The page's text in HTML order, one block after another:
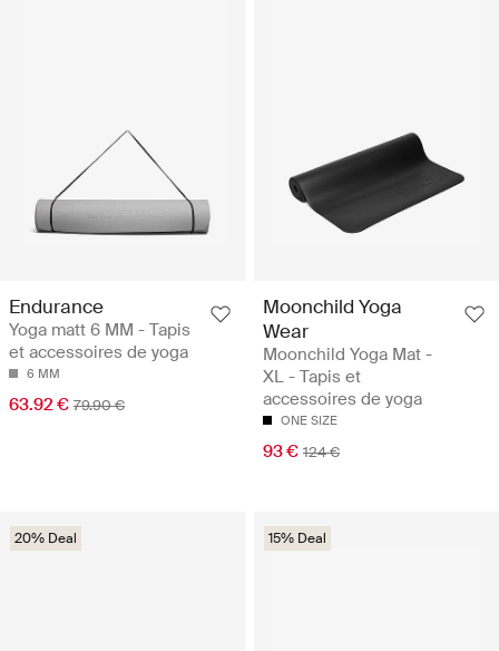
Endurance
Yoga matt 6 MM - Tapis
et accessoires de yoga
6 MM
63.92 € 79.90 €
Moonchild Yoga
Wear
Moonchild Yoga Mat -
XL - Tapis et
accessoires de yoga
ONE SIZE
93 € 124 €
20% Deal 15% Deal